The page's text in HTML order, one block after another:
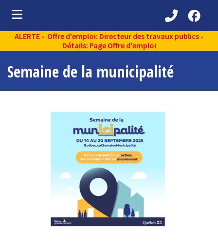
(Découvrir )
(Services aux citoyens )
(Loisirs et vie communautaire )
(Environnement )
ALERTE - Offre d'emploi: Directeur des travaux publics -
Détails: Page Offre d'emploi
Semaine de la municipalité